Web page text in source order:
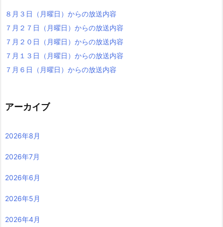
８月３日（月曜日）からの放送内容
７月２７日（月曜日）からの放送内容
７月２０日（月曜日）からの放送内容
７月１３日（月曜日）からの放送内容
７月６日（月曜日）からの放送内容
アーカイブ
2026年8月
2026年7月
2026年6月
2026年5月
2026年4月